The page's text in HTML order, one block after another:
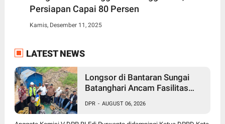
Persiapan Capai 80 Persen
Kamis, Desember 11, 2025
LATEST NEWS
Longsor di Bantaran Sungai
Batanghari Ancam Fasilitas
Purwanto Siap Perjuangkan
Pembangunan Turap
DPR - AUGUST 06, 2026